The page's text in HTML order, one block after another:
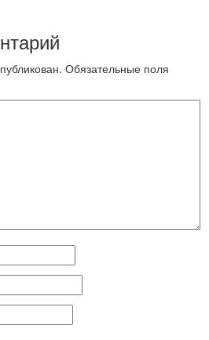
Обязательные поля